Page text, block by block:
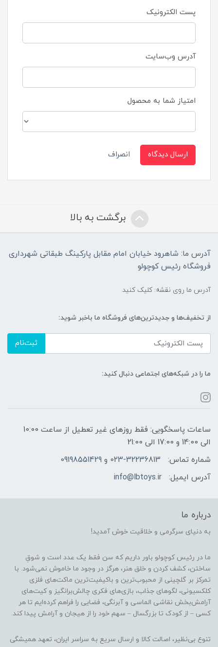
پست الکترونیک
آدرس وب‌سایت
امتیاز شما به محصول
ارسال دیدگاه انصراف
برگشت به بالا
آدرس ما: شاهرود خیابان امام مقابل پارکینگ طبقاتی شهرداری
فروشگاه رئیس کوچولو
آدرس ما روی نقشه: کلیک کنید
از تخفیف‌ها و جدیدترین‌های فروشگاه ما باخبر شوید:
ثبت‌نام
ما را در شبکه‌های اجتماعی دنبال کنید:
ساعات پاسخگویی: فقط روزهای غیر تعطیل از ساعت 10:00
الی 14:00 و 17:00 الی 21:00
شماره تماس:
023-32236813 و 09198551429
آدرس ایمیل:
info@lbtoys.ir
درباره ما
به دنیای سرگرمی و خلاقیت خوش آمدید!
ما در رئیس کوچولو باور داریم که سن فقط یک عدد است و شوقِ
ساختن، کشف کردن و خلق هنر، هرگز در وجود ما خاموش نمی‌شود. با
تمرکز بر گلچینی از محبوب‌ترین و باکیفیت‌ترین ماکت‌های فلزی
کلکسیونی، لگوهای جذاب، بازی‌های فکری چالش‌برانگیز و کیت‌های
آرامش‌بخش نقاشی الماسی و آبرنگی، فضایی را فراهم کرده‌ایم تا هر
کسی – از کودک تا بزرگسال – سهم خود را از هیجان و آرامش پیدا کند.
تنوع بی‌نظیر، اصالت کالا و ارسال سریع به سراسر ایران، تعهد همیشگی